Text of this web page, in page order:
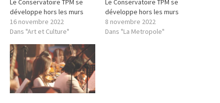
Le Conservatoire TPM se
développe hors les murs
16 novembre 2022
Dans "Art et Culture"
Le Conservatoire TPM se
développe hors les murs
8 novembre 2022
Dans "La Metropole"